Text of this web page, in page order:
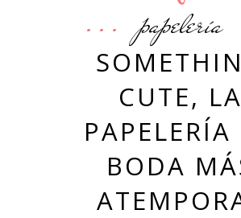
papelería
CUTE, LA
PAPELERÍA
BODA